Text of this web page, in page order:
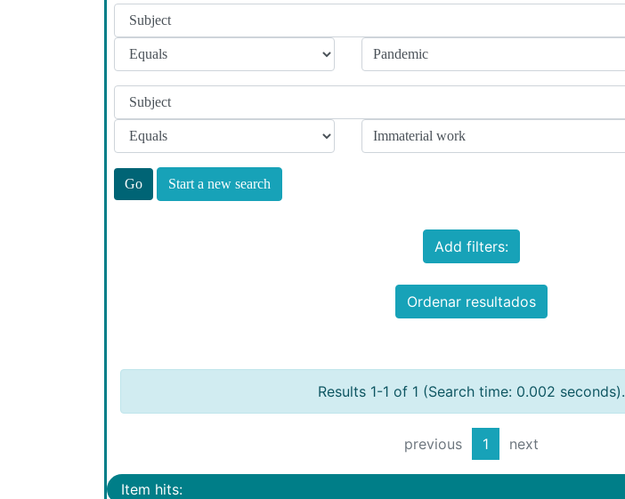
Start a new search
Add filters:
Ordenar resultados
Results 1-1 of 1 (Search time: 0.002 seconds).
previous 1 next
Item hits: